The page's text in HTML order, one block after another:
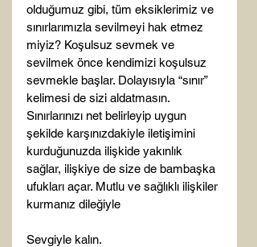
olduğumuz gibi, tüm eksiklerimiz ve
sınırlarımızla sevilmeyi hak etmez
miyiz? Koşulsuz sevmek ve
sevilmek önce kendimizi koşulsuz
sevmekle başlar. Dolayısıyla “sınır”
kelimesi de sizi aldatmasın.
Sınırlarınızı net belirleyip uygun
şekilde karşınızdakiyle iletişimini
kurduğunuzda ilişkide yakınlık
sağlar, ilişkiye de size de bambaşka
ufukları açar. Mutlu ve sağlıklı ilişkiler
kurmanız dileğiyle
Sevgiyle kalın.